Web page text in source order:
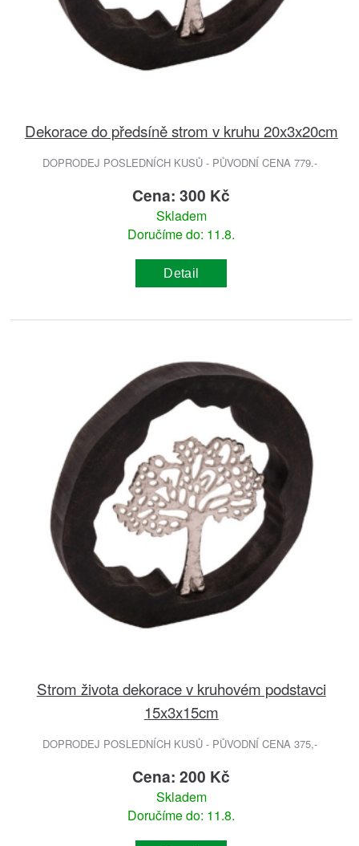
Dekorace do předsíně strom v kruhu 20x3x20cm
DOPRODEJ POSLEDNÍCH KUSŮ - PŮVODNÍ CENA 779.-
Cena: 300 Kč
Skladem
Doručíme do: 11.8.
Detail
Strom života dekorace v kruhovém podstavci
15x3x15cm
DOPRODEJ POSLEDNÍCH KUSŮ - PŮVODNÍ CENA 375,-
Cena: 200 Kč
Skladem
Doručíme do: 11.8.